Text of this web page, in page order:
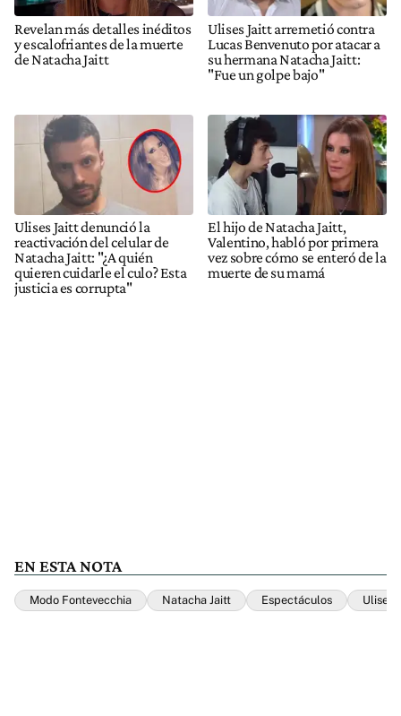
Revelan más detalles inéditos
y escalofriantes de la muerte
de Natacha Jaitt
Ulises Jaitt arremetió contra
Lucas Benvenuto por atacar a
su hermana Natacha Jaitt:
"Fue un golpe bajo"
Ulises Jaitt denunció la
reactivación del celular de
Natacha Jaitt: "¿A quién
quieren cuidarle el culo? Esta
justicia es corrupta"
El hijo de Natacha Jaitt,
Valentino, habló por primera
vez sobre cómo se enteró de la
muerte de su mamá
EN ESTA NOTA
Modo Fontevecchia Natacha Jaitt Espectáculos Ulises